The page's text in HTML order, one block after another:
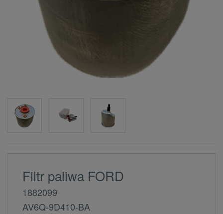
Filtr paliwa FORD
1882099
AV6Q-9D410-BA